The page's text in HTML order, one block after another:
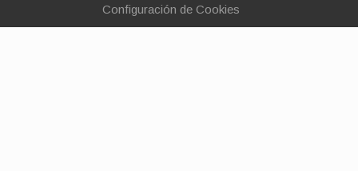
Configuración de Cookies